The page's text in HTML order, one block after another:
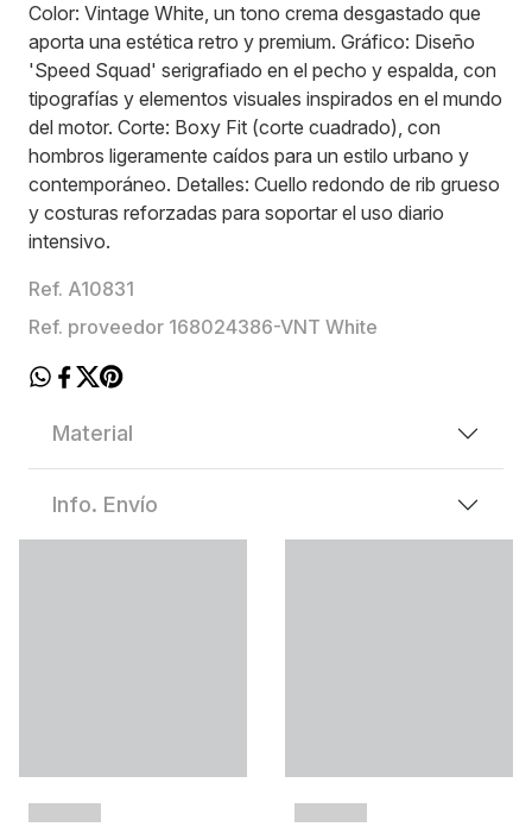
Color: Vintage White, un tono crema desgastado que
aporta una estética retro y premium. Gráfico: Diseño
'Speed Squad' serigrafiado en el pecho y espalda, con
tipografías y elementos visuales inspirados en el mundo
del motor. Corte: Boxy Fit (corte cuadrado), con
hombros ligeramente caídos para un estilo urbano y
contemporáneo. Detalles: Cuello redondo de rib grueso
y costuras reforzadas para soportar el uso diario
intensivo.
Ref. A10831
Ref. proveedor 168024386-VNT White
Material
Info. Envío